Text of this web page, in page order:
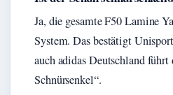
Ja, die gesamte F50 Lamine
System. Das bestätigt
auch adidas Deutschland
Schnürsenkel“.